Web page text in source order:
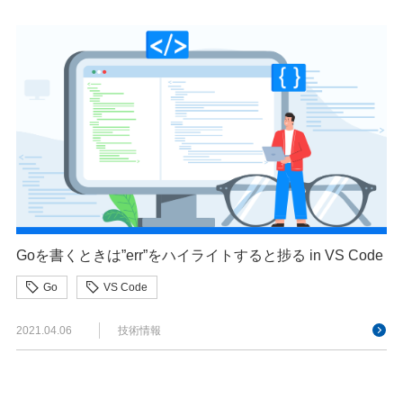
Goを書くときは”err”をハイライトすると捗る in VS Code
Go VS Code
2021.04.06 技術情報